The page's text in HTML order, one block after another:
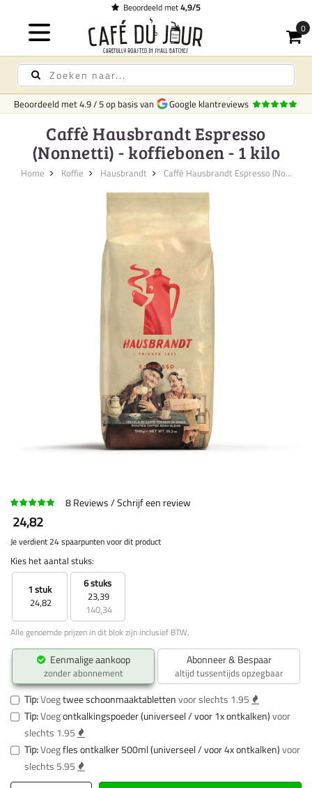
Beoordeeld met4.9/5op basis van Google klantreviews
Caffè Hausbrandt Espresso
(Nonnetti) - koffiebonen - 1 kilo
Home Koffie Hausbrandt Caffè Hausbrandt Espresso (No...
8Reviews Schrijf een review
24,82
Je verdient 24 spaarpunten voor dit product
Kies het aantal stuks:
1 stuk
24,82
6 stuks
23,39
140,34
Alle genoemde prijzen in dit blok zijn inclusief BTW.
Eenmalige aankoop
zonder abonnement
Abonneer & Bespaar
altijd tussentijds opzegbaar
Tip:Voegtwee schoonmaaktablettenvoor slechts 1.95
Tip:Voegontkalkingspoeder (universeel / voor 1x ontkalken)voor
slechts 1.95
Tip:Voegfles ontkalker 500ml (universeel / voor 4x ontkalken)voor
slechts 5.95